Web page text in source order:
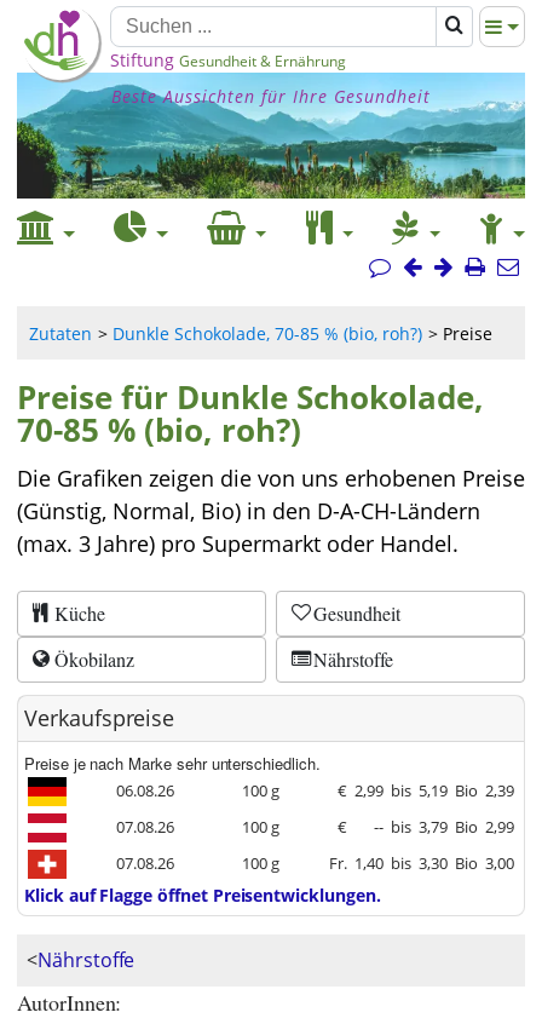
Stiftung Gesundheit & Ernährung
Beste Aussichten für Ihre Gesundheit
Zutaten Dunkle Schokolade, 70-85 % (bio, roh?) Preise
Preise für Dunkle Schokolade,
70-85 % (bio, roh?)
Die Grafiken zeigen die von uns erhobenen Preise
(Günstig, Normal, Bio) in den D-A-CH-Ländern
(max. 3 Jahre) pro Supermarkt oder Handel.
Küche
Gesundheit
Ökobilanz
Nährstoffe
Verkaufspreise
Preise je nach Marke sehr unterschiedlich.
06.08.26 100 g € 2,99 bis 5,19 Bio 2,39
07.08.26
100 g € -- bis 3,79 Bio 2,99
07.08.26
100 g Fr. 1,40 bis 3,30 Bio 3,00
Klick auf Flagge öffnet Preisentwicklungen.
<Nährstoffe
AutorInnen: